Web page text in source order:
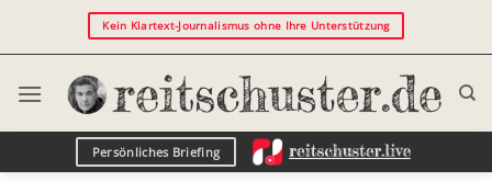
Kein Klartext-Journalismus ohne Ihre Unterstützung
Persönliches Briefing